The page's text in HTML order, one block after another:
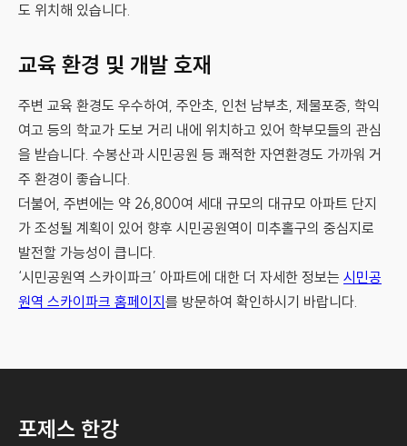
도 위치해 있습니다.
교육 환경 및 개발 호재
주변 교육 환경도 우수하여, 주안초, 인천 남부초, 제물포중, 학익
여고 등의 학교가 도보 거리 내에 위치하고 있어 학부모들의 관심
을 받습니다. 수봉산과 시민공원 등 쾌적한 자연환경도 가까워 거
주 환경이 좋습니다.
더불어, 주변에는 약 26,800여 세대 규모의 대규모 아파트 단지
가 조성될 계획이 있어 향후 시민공원역이 미추홀구의 중심지로
발전할 가능성이 큽니다.
‘시민공원역 스카이파크’ 아파트에 대한 더 자세한 정보는 시민공
원역 스카이파크 홈페이지 를 방문하여 확인하시기 바랍니다.
포제스 한강